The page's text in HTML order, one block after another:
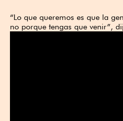
“Lo que queremos es que la
no porque tengas que venir”,